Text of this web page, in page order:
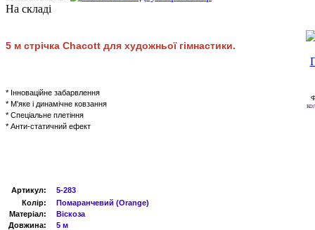
На складі
5 м стрічка Chacott для художньої гімнастики.
* Інноваційне забарвлення
* М'яке і динамічне ковзання
* Спеціальне плетіння
* Анти-статичний ефект
Артикул:
5-283
Колір:
Помаранчевий (Orange)
Матеріал:
Віскоза
Довжина:
5 м